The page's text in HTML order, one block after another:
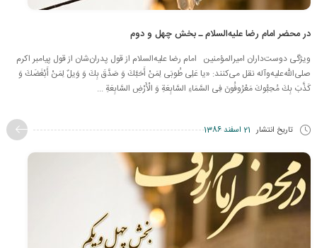
در محضر امام رضا علیه‌السلام ـ بخش چهل و دوم
ویژگی دوست‌داران امیرالمؤمنین امام رضا علیه‌السلام از قول پدران‌شان از قول پیامبر اکرم
صلی‌الله‌علیه‌وآله نقل می‌کنند: «یا عَلِی‏ طُوبَى‏ لِمَنْ‏ أَحَبَّكَ‏ وَ صَدَّقَ بِكَ وَ وَیلٌ لِمَنْ أَبْغَضَكَ وَ
كَذَّبَ بِكَ مُحِبُّوكَ مَعْرُوفُونَ فِی السَّمَاءِ السَّابِعَةِ وَ الْأَرْضِ السَّابِعَةِ ...
تاریخ انتشار 21 اسفند 1386